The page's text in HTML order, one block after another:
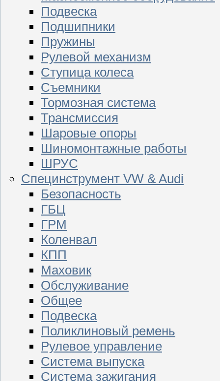
Подвеска
Подшипники
Пружины
Рулевой механизм
Ступица колеса
Съемники
Тормозная система
Трансмиссия
Шаровые опоры
Шиномонтажные работы
ШРУС
Специнструмент VW & Audi
Безопасность
ГБЦ
ГРМ
Коленвал
КПП
Маховик
Обслуживание
Общее
Подвеска
Поликлиновый ремень
Рулевое управление
Система выпуска
Система зажигания